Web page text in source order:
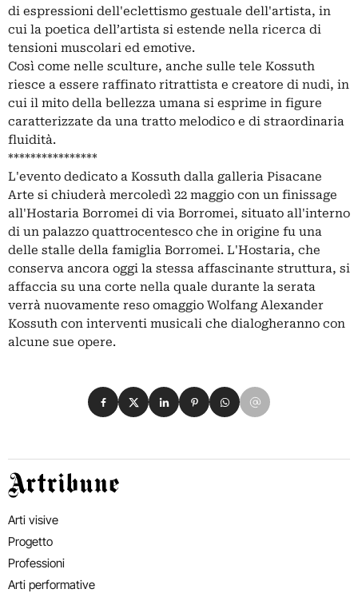
di espressioni dell'eclettismo gestuale dell'artista, in
cui la poetica dell’artista si estende nella ricerca di
tensioni muscolari ed emotive.
Così come nelle sculture, anche sulle tele Kossuth
riesce a essere raffinato ritrattista e creatore di nudi, in
cui il mito della bellezza umana si esprime in figure
caratterizzate da una tratto melodico e di straordinaria
fluidità.
****************
L'evento dedicato a Kossuth dalla galleria Pisacane
Arte si chiuderà mercoledì 22 maggio con un finissage
all'Hostaria Borromei di via Borromei, situato all'interno
di un palazzo quattrocentesco che in origine fu una
delle stalle della famiglia Borromei. L'Hostaria, che
conserva ancora oggi la stessa affascinante struttura, si
affaccia su una corte nella quale durante la serata
verrà nuovamente reso omaggio Wolfang Alexander
Kossuth con interventi musicali che dialogheranno con
alcune sue opere.
Condividi su Facebook
Condividi su X
Condividi su LinkedIn
Condividi su Pinterest
Condividi su WhatsApp
Condividi su Email
Artribune
Arti visive
Progetto
Professioni
Arti performative